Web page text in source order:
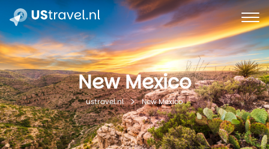
New Mexico
ustravel.nl New Mexico